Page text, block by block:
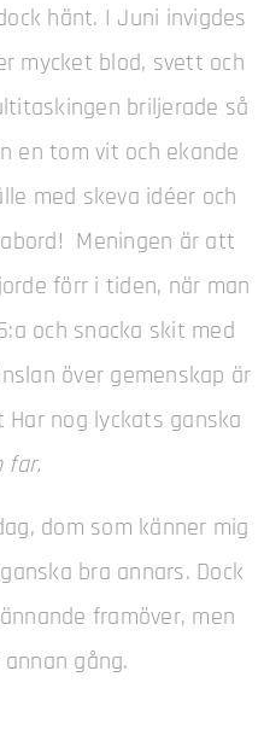
hänt. I Juni invigdes
mycket blod, svett och
briljerade så
en tom vit och ekande
med skeva idéer och
Meningen är att
förr i tiden, när man
och snacka skit med
över gemenskap är
nog lyckats ganska
far.
dom som känner mig
bra annars. Dock
framöver, men
gång.